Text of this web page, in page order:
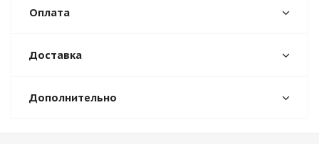
Оплата
Доставка
Дополнительно